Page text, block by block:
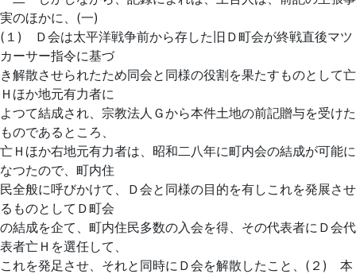
実のほかに、(一)
(１) Ｄ会は太平洋戦争前から存した旧Ｄ町会が終戦直後マツ
カーサー指令に基づ
き解散させられたため同会と同様の役割を果たすものとして亡
Ｈほか地元有力者に
よつて結成され、宗教法人Ｇから本件土地の前記贈与を受けた
ものであるところ、
亡Ｈほか右地元有力者は、昭和二八年に町内会の結成が可能に
なつたので、町内住
民全般に呼びかけて、Ｄ会と同様の目的を有しこれを発展させ
るものとしてＤ町会
の結成を企て、町内住民多数の入会を得、その代表者にＤ会代
表者亡Ｈを選任して、
これを発足させ、それと同時にＤ会を解散したこと、(２) 本